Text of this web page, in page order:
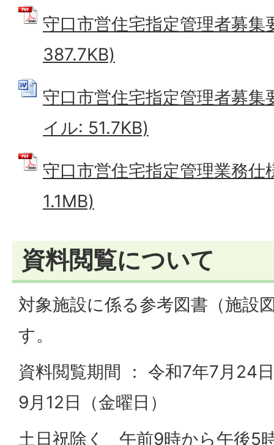
守口市営住宅指定管理者募
387.7KB)
守口市営住宅指定管理者募
イル: 51.7KB)
守口市営住宅指定管理業務
1.1MB)
資料閲覧について
対象施設に係る参考図書（施設
す。
資料閲覧期間 ： 令和7年7月24
9月12日（金曜日）
土日祝除く 午前9時から午後5